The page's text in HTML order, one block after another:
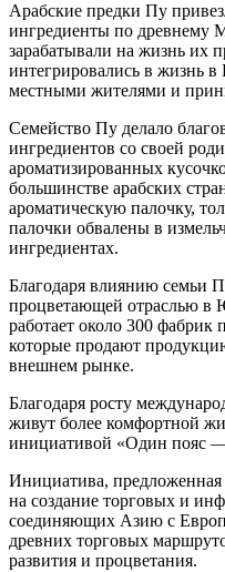
Арабские предки Пу
ингредиенты по древнему
зарабатывали на жизнь их
интегрировались в жизнь
местными жителями и
Семейство Пу делало
ингредиентов со своей
ароматизированных
большинстве арабских
ароматическую палочку,
палочки обвалены в
ингредиентах.
Благодаря влиянию семьи
процветающей отраслью в
работает около 300 фабрик
которые продают
внешнем рынке.
Благодаря росту
живут более комфортной
инициативой «Один пояс
Инициатива, предложенная
на создание торговых и
соединяющих Азию с
древних торговых
развития и процветания.